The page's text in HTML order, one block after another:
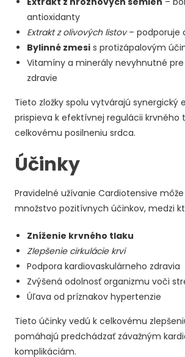
antioxidanty
Extrakt z olivových listov– podporuje
Bylinné zmesi s protizápalovým
Vitamíny a minerály nevyhnutné pre
zdravie
Tieto zložky spolu vytvárajú synergický
prispieva k efektívnej regulácii krvného
celkovému posilneniu srdca.
Účinky
Pravidelné užívanie Cardiotensive
množstvo pozitívnych účinkov, medzi
Zníženie krvného tlaku
Zlepšenie cirkulácie krvi
Podpora kardiovaskulárneho zdravia
Zvýšená odolnosť organizmu voči
Úľava od príznakov hypertenzie
Tieto účinky vedú k celkovému
pomáhajú predchádzať závažným
komplikáciám.